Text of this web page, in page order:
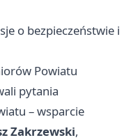
o bezpieczeństwie i
Powiatu
pytania
– wsparcie
Zakrzewski,